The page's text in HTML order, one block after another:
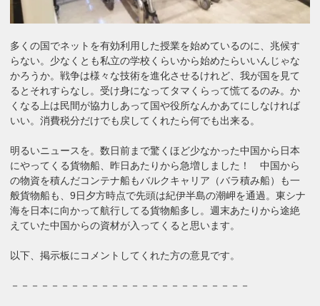
多くの国でネットを有効利用した授業を始めているのに、兆候す
らない。少なくとも私立の学校くらいから始めたらいいんじゃな
かろうか。戦争は様々な技術を進化させるけれど、我が国を見て
るとそれすらなし。受け身になってタマくらって慌てるのみ。か
くなる上は民間が協力しあって国や役所なんかあてにしなければ
いい。消費税分だけでも戻してくれたら何でも出来る。
明るいニュースを。数日前まで驚くほど少なかった中国から日本
にやってくる貨物船、昨日あたりから急増しました！ 中国から
の物資を積んだコンテナ船もバルクキャリア（バラ積み船）も一
般貨物船も、9日夕方時点で先頭は紀伊半島の潮岬を通過。東シナ
海を日本に向かって航行してる貨物船多し。週末あたりから途絶
えていた中国からの資材が入ってくると思います。
以下、掲示板にコメントしてくれた方の意見です。
－－－－－－－－－－－－－－－－－－－－－－－－